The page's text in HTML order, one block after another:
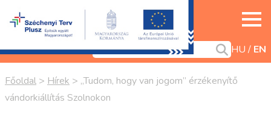
HU EN
Főoldal > Hírek > „Tudom, hogy van jogom” érzékenyítő
vándorkiállítás Szolnokon